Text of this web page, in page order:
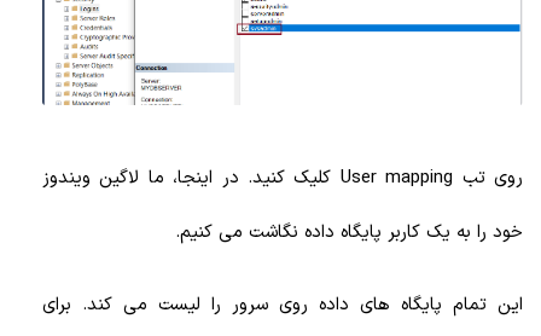
روی تب User mapping کلیک کنید. در اینجا، ما لاگین ویندوز
خود را به یک کاربر پایگاه داده نگاشت می کنیم.
این تمام پایگاه های داده روی سرور را لیست می کند. برای